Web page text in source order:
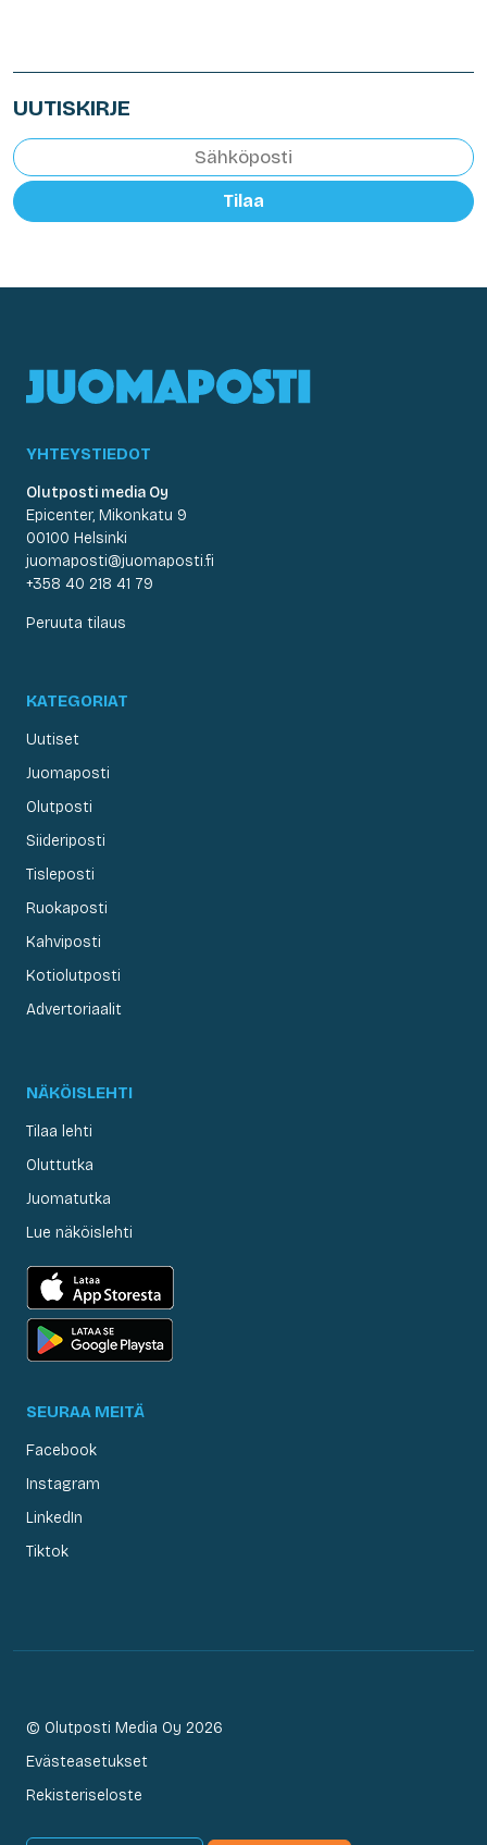
UUTISKIRJE
Tilaa
YHTEYSTIEDOT
Olutposti media Oy
Epicenter, Mikonkatu 9
00100 Helsinki
juomaposti@juomaposti.fi
+358 40 218 41 79
Peruuta tilaus
KATEGORIAT
Uutiset
Juomaposti
Olutposti
Siideriposti
Tisleposti
Ruokaposti
Kahviposti
Kotiolutposti
Advertoriaalit
NÄKÖISLEHTI
Tilaa lehti
Oluttutka
Juomatutka
Lue näköislehti
SEURAA MEITÄ
Facebook
Instagram
LinkedIn
Tiktok
© Olutposti Media Oy 2026
Evästeasetukset
Rekisteriseloste